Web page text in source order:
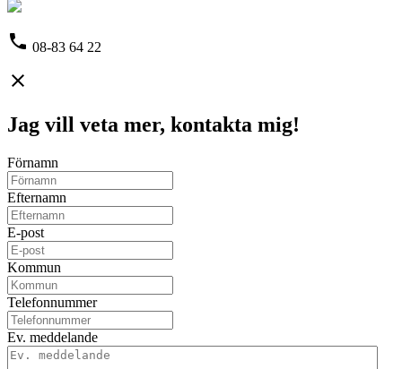
phone 08-83 64 22
close
Jag vill veta mer, kontakta mig!
Förnamn
Efternamn
E-post
Kommun
Telefonnummer
Ev. meddelande